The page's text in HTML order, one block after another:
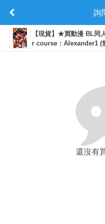
詢
【現貨】★買動漫 BL同
r course：Alexander1 (
還沒有